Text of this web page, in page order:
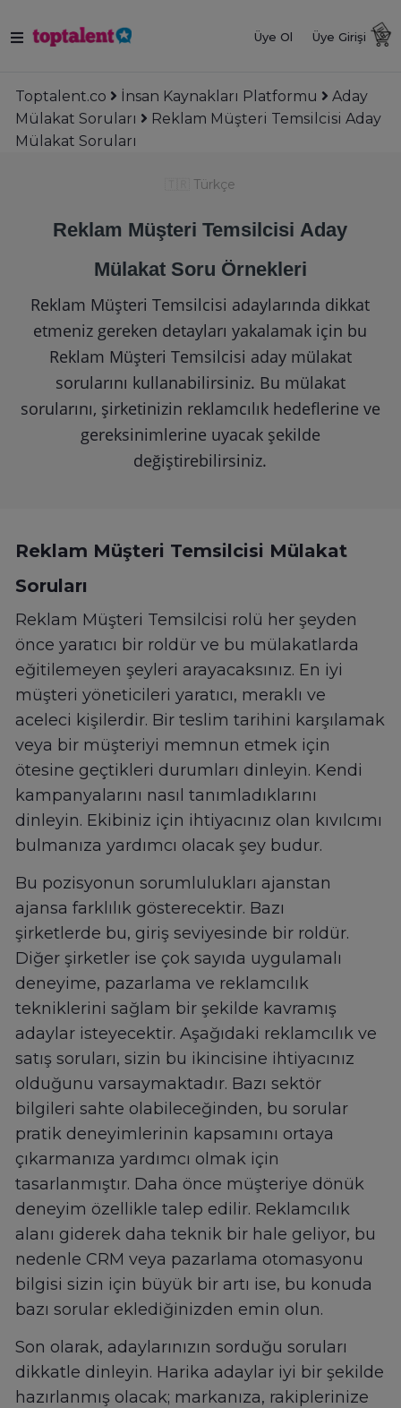
Üye Ol Üye Girişi
Toptalent.co İnsan Kaynakları Platformu
Aday
Mülakat Soruları
Reklam Müşteri Temsilcisi Aday
Mülakat Soruları
Türkçe
Reklam Müşteri Temsilcisi Aday
Mülakat Soru Örnekleri
Reklam Müşteri Temsilcisi adaylarında dikkat
etmeniz gereken detayları yakalamak için bu
Reklam Müşteri Temsilcisi aday mülakat
sorularını kullanabilirsiniz. Bu mülakat
sorularını, şirketinizin reklamcılık hedeflerine ve
gereksinimlerine uyacak şekilde
değiştirebilirsiniz.
Reklam Müşteri Temsilcisi Mülakat
Soruları
Reklam Müşteri Temsilcisi rolü her şeyden
önce yaratıcı bir roldür ve bu mülakatlarda
eğitilemeyen şeyleri arayacaksınız. En iyi
müşteri yöneticileri yaratıcı, meraklı ve
aceleci kişilerdir. Bir teslim tarihini karşılamak
veya bir müşteriyi memnun etmek için
ötesine geçtikleri durumları dinleyin. Kendi
kampanyalarını nasıl tanımladıklarını
dinleyin. Ekibiniz için ihtiyacınız olan kıvılcımı
bulmanıza yardımcı olacak şey budur.
Bu pozisyonun sorumlulukları ajanstan
ajansa farklılık gösterecektir. Bazı
şirketlerde bu, giriş seviyesinde bir roldür.
Diğer şirketler ise çok sayıda uygulamalı
deneyime, pazarlama ve reklamcılık
tekniklerini sağlam bir şekilde kavramış
adaylar isteyecektir. Aşağıdaki reklamcılık ve
satış soruları, sizin bu ikincisine ihtiyacınız
olduğunu varsaymaktadır. Bazı sektör
bilgileri sahte olabileceğinden, bu sorular
pratik deneyimlerinin kapsamını ortaya
çıkarmanıza yardımcı olmak için
tasarlanmıştır. Daha önce müşteriye dönük
deneyim özellikle talep edilir. Reklamcılık
alanı giderek daha teknik bir hale geliyor, bu
nedenle CRM veya pazarlama otomasyonu
bilgisi sizin için büyük bir artı ise, bu konuda
bazı sorular eklediğinizden emin olun.
Son olarak, adaylarınızın sorduğu soruları
dikkatle dinleyin. Harika adaylar iyi bir şekilde
hazırlanmış olacak; markanıza, rakiplerinize